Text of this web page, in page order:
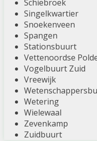
Schiebroek
Singelkwartier
Snoekenveen
Spangen
Stationsbuurt
Vettenoordse
Vogelbuurt Zuid
Vreewijk
Wetering
Wielewaal
Zevenkamp
Zuidbuurt